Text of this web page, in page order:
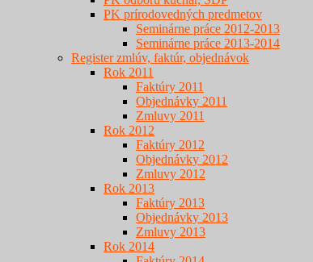
PK prírodovedných predmetov
Seminárne práce 2012-2013
Seminárne práce 2013-2014
Register zmlúv, faktúr, objednávok
Rok 2011
Faktúry 2011
Objednávky 2011
Zmluvy 2011
Rok 2012
Faktúry 2012
Objednávky 2012
Zmluvy 2012
Rok 2013
Faktúry 2013
Objednávky 2013
Zmluvy 2013
Rok 2014